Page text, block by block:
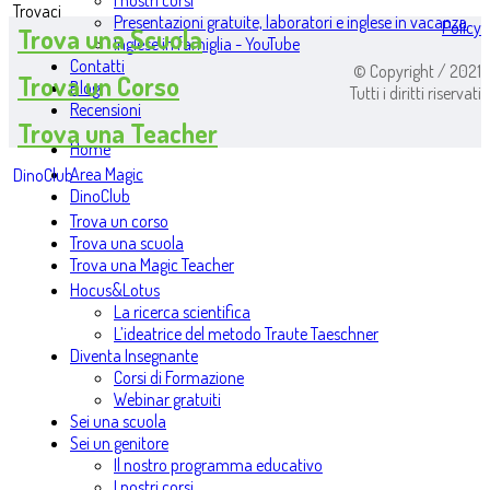
Presentazioni gratuite, laboratori e inglese in vacanza
Inglese in famiglia - YouTube
Contatti
Blog
Recensioni
Home
Area Magic
DinoClub
Trova un corso
Trova una scuola
Trova una Magic Teacher
Hocus&Lotus
La ricerca scientifica
L’ideatrice del metodo Traute Taeschner
Diventa Insegnante
Corsi di Formazione
Webinar gratuiti
Sei una scuola
Sei un genitore
Il nostro programma educativo
Trovaci
Trova una Scuola
Trova un Corso
Trova una Teacher
DinoClub
Policy
© Copyright / 2021
Tutti i diritti riservati